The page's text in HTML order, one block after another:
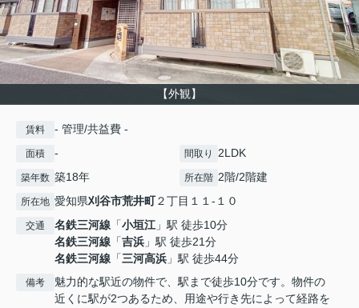
【外観】
賃料 - 管理/共益費 -
面積 - 間取り 2LDK
築年数 築18年 所在階 2階/2階建
所在地 愛知県刈谷市荒井町２丁目１１-１０
交通 名鉄三河線 「小垣江」駅 徒歩10分
名鉄三河線 「吉浜 」駅 徒歩21分
名鉄三河線 「三河高浜 」駅 徒歩44分
備考
魅力的な駅近の物件で、駅まで徒歩10分です。物件の
近くに駅が2つあるため、用途や行き先によって経路を